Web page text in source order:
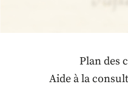
Plan des
Aide à la